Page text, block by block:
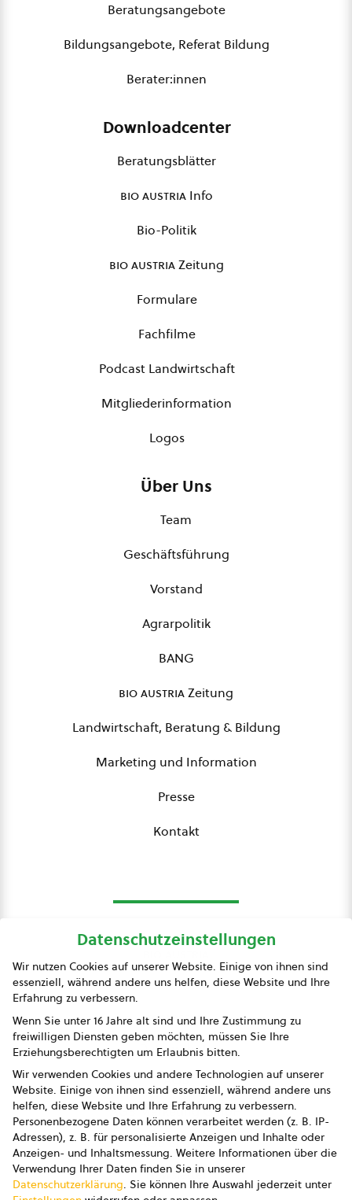
Beratungsangebote
Bildungsangebote, Referat Bildung
Berater:innen
Downloadcenter
Beratungsblätter
bio austria Info
Bio-Politik
bio austriaZeitung
Formulare
Fachfilme
Podcast Landwirtschaft
Mitgliederinformation
Logos
Über Uns
Team
Geschäftsführung
Vorstand
Agrarpolitik
BANG
bio austriaZeitung
Landwirtschaft, Beratung & Bildung
Marketing und Information
Presse
Kontakt
Presse
Impressum
Datenschutz
AGB
AGB Marketing GmbH
AGB Bildung
Newsletter
Datenschutzeinstellungen
Wir nutzen Cookies auf unserer Website. Einige von ihnen sind
essenziell, während andere uns helfen, diese Website und Ihre
Erfahrung zu verbessern.
Wenn Sie unter 16 Jahre alt sind und Ihre Zustimmung zu
freiwilligen Diensten geben möchten, müssen Sie Ihre
Erziehungsberechtigten um Erlaubnis bitten.
Wir verwenden Cookies und andere Technologien auf unserer
Website. Einige von ihnen sind essenziell, während andere uns
helfen, diese Website und Ihre Erfahrung zu verbessern.
Personenbezogene Daten können verarbeitet werden (z. B. IP-
Adressen), z. B. für personalisierte Anzeigen und Inhalte oder
Anzeigen- und Inhaltsmessung. Weitere Informationen über die
Verwendung Ihrer Daten finden Sie in unserer
Datenschutzerklärung. Sie können Ihre Auswahl jederzeit unter